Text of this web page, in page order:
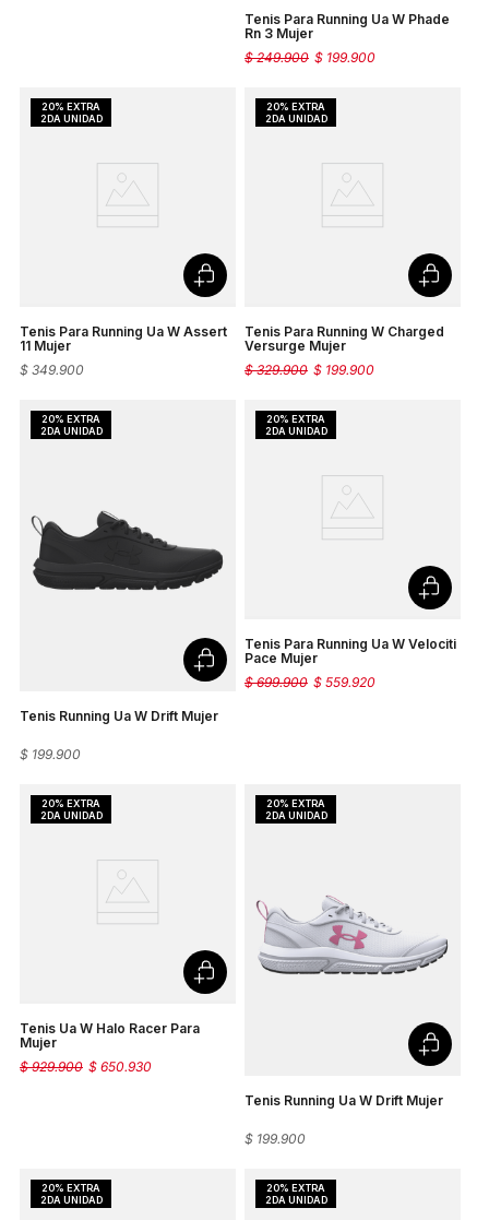
Tenis Para Running Ua W Phade
Rn 3 Mujer
$ 199.900
$ 249.900
Tenis Para Running Ua W Assert
11 Mujer
$ 349.900
Tenis Para Running W Charged
Versurge Mujer
$ 199.900
$ 329.900
Tenis Running Ua W Drift Mujer
$ 199.900
Tenis Para Running Ua W Velociti
Pace Mujer
$ 559.920
$ 699.900
Tenis Ua W Halo Racer Para
Mujer
$ 650.930
$ 929.900
Tenis Running Ua W Drift Mujer
$ 199.900